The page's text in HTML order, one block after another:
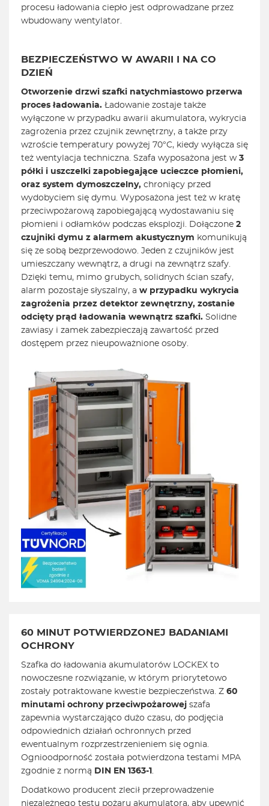
procesu ładowania ciepło jest odprowadzane przez
wbudowany wentylator.
BEZPIECZEŃSTWO W AWARII I NA CO
DZIEŃ
Otworzenie drzwi szafki natychmiastowo przerwa
proces ładowania. Ładowanie zostaje także
wyłączone w przypadku awarii akumulatora, wykrycia
zagrożenia przez czujnik zewnętrzny, a także przy
wzroście temperatury powyżej 70°C, kiedy wyłącza się
też wentylacja techniczna. Szafa wyposażona jest w 3
półki i uszczelki zapobiegające ucieczce płomieni,
oraz system dymoszczelny, chroniący przed
wydobyciem się dymu. Wyposażona jest też w kratę
przeciwpożarową zapobiegającą wydostawaniu się
płomieni i odłamków podczas eksplozji. Dołączone 2
czujniki dymu z alarmem akustycznym komunikują
się ze sobą bezprzewodowo. Jeden z czujników jest
umieszczany wewnątrz, a drugi na zewnątrz szafy.
Dzięki temu, mimo grubych, solidnych ścian szafy,
alarm pozostaje słyszalny, a w przypadku wykrycia
zagrożenia przez detektor zewnętrzny, zostanie
odcięty prąd ładowania wewnątrz szafki. Solidne
zawiasy i zamek zabezpieczają zawartość przed
dostępem przez nieupoważnione osoby.
60 MINUT POTWIERDZONEJ BADANIAMI
OCHRONY
Szafka do ładowania akumulatorów LOCKEX to
nowoczesne rozwiązanie, w którym priorytetowo
zostały potraktowane kwestie bezpieczeństwa. Z 60
minutami ochrony przeciwpożarowej szafa
zapewnia wystarczająco dużo czasu, do podjęcia
odpowiednich działań ochronnych przed
ewentualnym rozprzestrzenieniem się ognia.
Ognioodporność została potwierdzona testami MPA
zgodnie z normą DIN EN 1363-1 .
Dodatkowo producent zlecił przeprowadzenie
niezależnego testu pożaru akumulatora, aby upewnić